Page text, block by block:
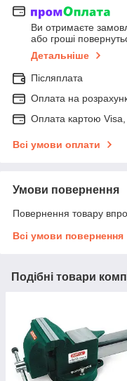
Ви отримаєте
або гроші
Детальніше
Післяплата
Оплата на
Оплата картою
Всі умови оплати
Умови повернення
Повернення товару
Всі умови повернення
Подібні товари